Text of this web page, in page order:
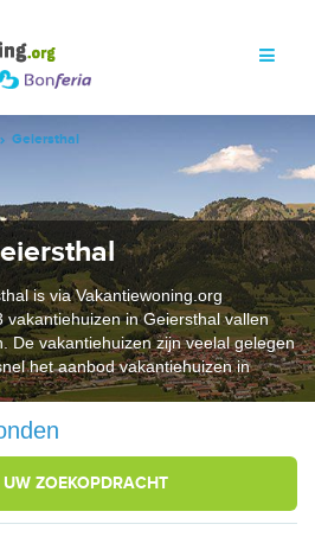
Geiersthal
is via Vakantiewoning.org
in Geiersthal vallen
De vakantiehuizen zijn veelal gelegen
het aanbod vakantiehuizen in
ZOEKOPDRACHT